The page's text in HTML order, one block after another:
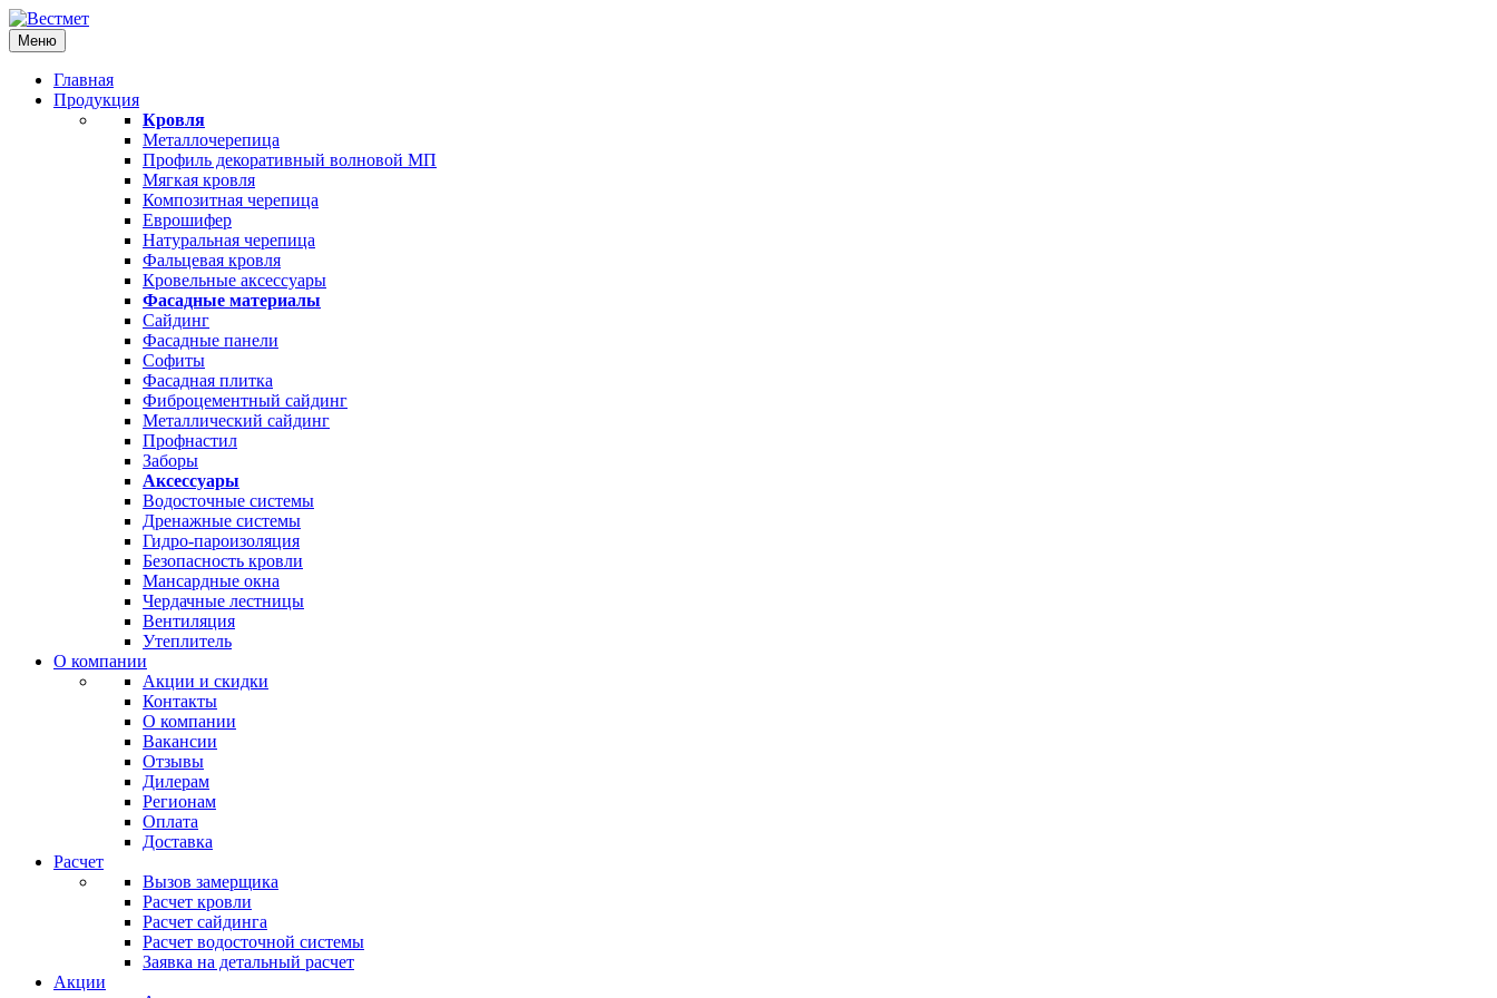
Меню
Главная
Продукция
Кровля
Металлочерепица
Профиль декоративный волновой МП
Мягкая кровля
Композитная черепица
Еврошифер
Натуральная черепица
Фальцевая кровля
Кровельные аксессуары
Фасадные материалы
Сайдинг
Фасадные панели
Софиты
Фасадная плитка
Фиброцементный сайдинг
Металлический сайдинг
Профнастил
Заборы
Аксессуары
Водосточные системы
Дренажные системы
Гидро-пароизоляция
Безопасность кровли
Мансардные окна
Чердачные лестницы
Вентиляция
Утеплитель
О компании
Акции и скидки
Контакты
О компании
Вакансии
Отзывы
Дилерам
Регионам
Оплата
Доставка
Расчет
Вызов замерщика
Расчет кровли
Расчет сайдинга
Расчет водосточной системы
Заявка на детальный расчет
Акции